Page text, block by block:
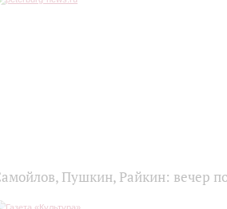
Пушкин, Райкин: вечер